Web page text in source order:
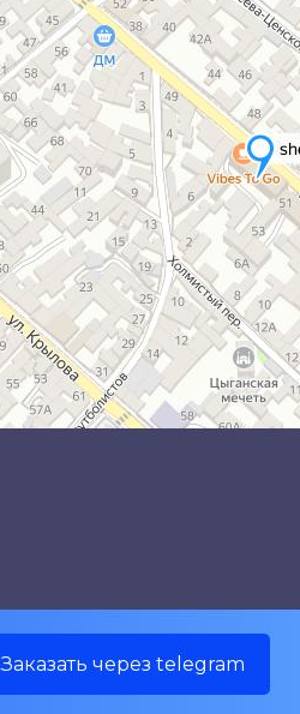
Заказать через telegram